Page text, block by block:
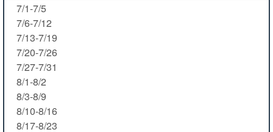
7/1-7/5
7/6-7/12
7/13-7/19
7/20-7/26
7/27-7/31
8/1-8/2
8/3-8/9
8/10-8/16
8/17-8/23